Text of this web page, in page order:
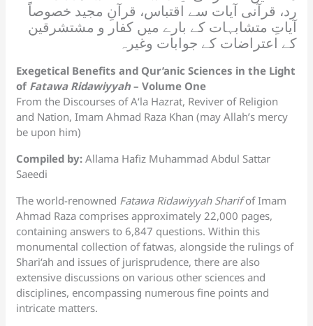
رد، قرآنی آیات سے اقتباس، قرآنِ مجید خصوصاً
آیاتِ متشابہات کے بارے میں کفار و مشتشرقین
کے اعتراضات کے جوابات وغیرہ
Exegetical Benefits and Qur’anic Sciences in the Light
of Fatawa Ridawiyyah – Volume One
From the Discourses of A‘la Hazrat, Reviver of Religion
and Nation, Imam Ahmad Raza Khan (may Allah’s mercy
be upon him)
Compiled by: Allama Hafiz Muhammad Abdul Sattar
Saeedi
The world-renowned Fatawa Ridawiyyah Sharifof Imam
Ahmad Raza comprises approximately 22,000 pages,
containing answers to 6,847 questions. Within this
monumental collection of fatwas, alongside the rulings of
Shari‘ah and issues of jurisprudence, there are also
extensive discussions on various other sciences and
disciplines, encompassing numerous fine points and
intricate matters.